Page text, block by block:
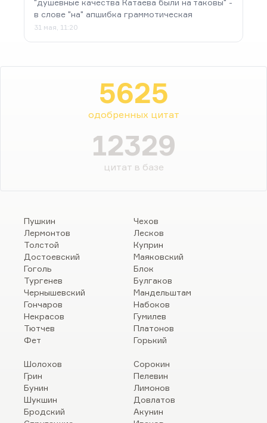
"душевные качества Катаева были на таковы" -
в слове "на" апшибка граммотическая
31 мая, 11:20
5625
одобренных цитат
12329
цитат в базе
Пушкин
Лермонтов
Толстой
Достоевский
Гоголь
Тургенев
Чернышевский
Гончаров
Некрасов
Тютчев
Фет
Чехов
Лесков
Куприн
Маяковский
Блок
Булгаков
Мандельштам
Набоков
Гумилев
Платонов
Горький
Шолохов
Грин
Бунин
Шукшин
Бродский
Сорокин
Пелевин
Лимонов
Довлатов
Акунин